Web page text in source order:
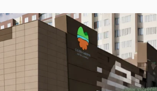
Cuenta con tres pisos de locales
y con amigos, accesos peatonales y
que, de acuerdo a la ruta de sostenibilidad